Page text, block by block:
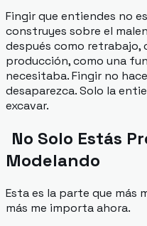
Fingir que entiendes no
construyes sobre el
después como retrabajo,
producción, como una
necesitaba. Fingir no
desaparezca. Solo la
excavar.
No Solo Estás
Modelando
Esta es la parte que más
más me importa ahora.